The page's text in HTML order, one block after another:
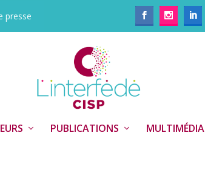
presse
PUBLICATIONS MULTIMÉDIA